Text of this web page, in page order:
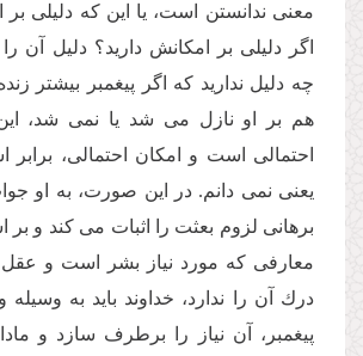
معنى ندانستن است، یا این كه دلیلى بر
اگر دلیلى بر امكانش دارید؟ دلیل آن
چه دلیل ندارید كه اگر پیغمبر بیشتر
هم بر او نازل مى شد یا نمى شد،
احتمالى است و امكان احتمالى، برابر
یعنى نمى دانم. در این صورت، به او
برهانى لزوم بعثت را اثبات مى كند و
معارفى كه مورد نیاز بشر است و عقل
درك آن را ندارد، خداوند باید به
پیغمبر، آن نیاز را برطرف سازد و